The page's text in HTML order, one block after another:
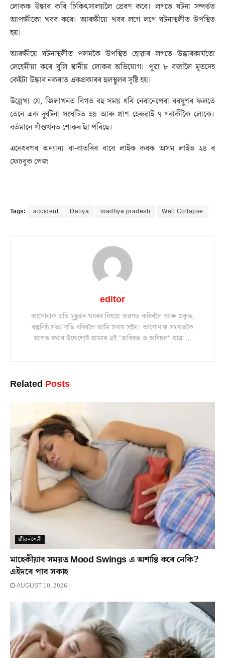
লোকক উদ্ধাৰ কৰি চিকিৎসালয়লৈ প্ৰেৰণ কৰে। লগতে ঘটনা সন্দৰ্ভত
আপক্ষীকো খবৰ কৰে। আৰক্ষীয়ে খবৰ লগে লগে ঘটনাস্থলীত উপস্থিত
হয়।
আৰক্ষীয়ে ঘটনাস্থলীত পলমকৈ উপস্থিত হোৱাৰ লগতে উদ্ধাৰকাৰ্যতো
লেহেমীয়া কৰে বুলি স্থানীয় লোকৰ অভিযোগ। পুৱা ৮ বজালৈ মৃতদেহ
কেইটা উদ্ধাৰ নকৰাত একপ্ৰকাৰৰ হুলস্থুলৰ সৃষ্টি হয়।
উল্লেখ্য যে, জিলাখনত বিগত বহু সময় ধৰি নেৰানেপেৰা বৰষুণৰ ফলতে
তেনে এক দুৰ্ঘটনা সংঘটিত হয় আৰু প্ৰাণ হেৰুৱাই ৭ গৰাকীকৈ লোকে।
বৰ্তমানে গাঁওখনত শোকৰ ছাঁ পৰিছে।
এনেধৰণৰ অন্যান্য বা-বাতৰিৰ বাবে লাইক কৰক অসম লাইভ ২৪ ৰ
ফেচবুক পেজ
Tags: accident Datiya madhya pradesh Wall Collapse
editor
আপোনাক প্ৰতি মুহূৰ্তৰ খবৰৰ বিষয়ে অৱগত কৰিবলৈ আৰু প্ৰকৃত,
বস্তুনিষ্ঠ সত্য দাঙি ধৰিবলৈ আমি সদায় সষ্টম। আপোনাক সময়তকৈ
আগত ৰখাৰ উদ্দেশ্যেই আমাৰ এই "অবিৰত ও অবিচল" যাত্ৰা ...
Related Posts
জীৱনশৈলী
মাহেকীয়াৰ সময়ত Mood Swings এ অশান্তি কৰে নেকি?
এইদৰে পাব সকাহ
AUGUST 10, 2026